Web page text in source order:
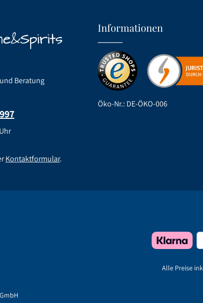
Beratung
Kontaktformular.
Informationen
Öko-Nr.: DE-ÖKO-006
Alle Preise